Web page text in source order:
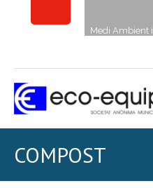
Medi Ambient i
COMPOST